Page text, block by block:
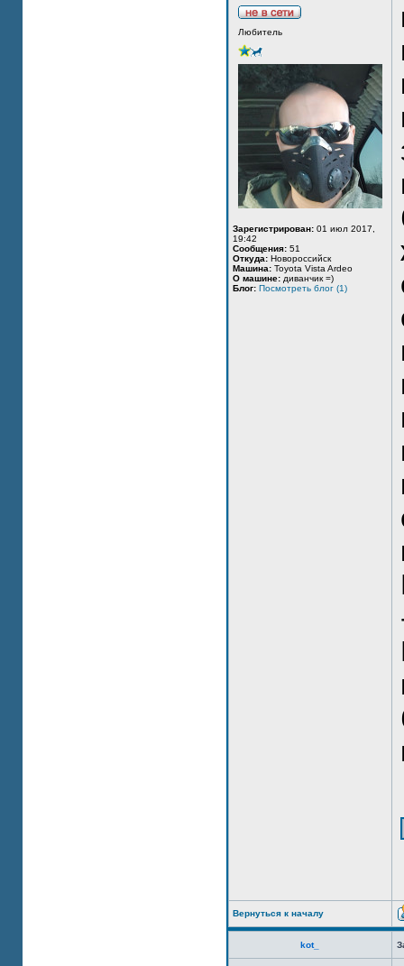
Любитель
Зарегистрирован: 01 июл 2017,
19:42
Сообщения: 51
Откуда: Новороссийск
Машина: Toyota Vista Ardeo
О машине: диванчик =)
Блог: Посмотреть блог (1)
Вернуться к началу
kot_